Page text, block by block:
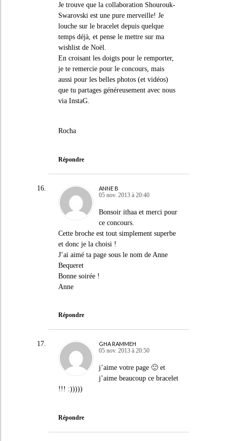
Je trouve que la collaboration Shourouk-
Swarovski est une pure merveille! Je
louche sur le bracelet depuis quelque
temps déjà, et pense le mettre sur ma
wishlist de Noël.
En croisant les doigts pour le remporter,
je te remercie pour le concours, mais
aussi pour les belles photos (et vidéos)
que tu partages généreusement avec nous
via InstaG.
Rocha
Répondre
ANNE B
05 nov. 2013 à 20:40
Bonsoir ithaa et merci pour
ce concours.
Cette broche est tout simplement superbe
et donc je la choisi !
J’ai aimé ta page sous le nom de Anne
Bequeret
Bonne soirée !
Anne
Répondre
GHA RAMMEH
05 nov. 2013 à 20:50
j’aime votre page 🙂 et
j’aime beaucoup ce bracelet
!!! :)))))
Répondre